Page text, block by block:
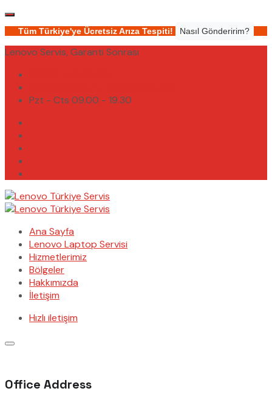
Tüm Türkiye'ye Ücretsiz Arıza Tespiti! Nasıl Gönderirim?
Lenovo Servis, Garanti Sonrası
Pzt - Cts 09.00 - 19.30
Ana Sayfa
Lenovo Laptop Servisi
Hizmetlerimiz
Bölgeler
Hakkımızda
İletişim
Hızlı iletişim
Office Address